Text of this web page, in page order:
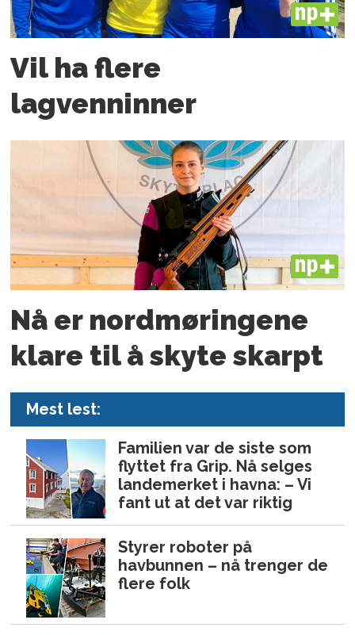
PLUS
Vil ha flere
lagvenninner
PLUS
Nå er nord­møringene
klare til å skyte skarpt
Mest lest:
Familien var de siste som
flyttet fra Grip. Nå selges
landemerket i havna: – Vi
fant ut at det var riktig
Styrer roboter på
havbunnen – nå trenger de
flere folk